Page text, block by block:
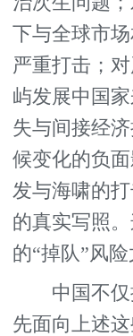
下与全球市
严重打击；
屿发展中国
失与间接经
候变化的负
发与海啸的
的真实写照
的“掉队”风险
中国不仅
先面向上述